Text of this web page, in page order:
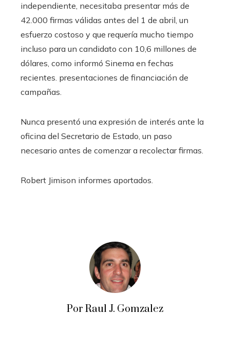
independiente, necesitaba presentar más de
42.000 firmas válidas antes del 1 de abril, un
esfuerzo costoso y que requería mucho tiempo
incluso para un candidato con 10,6 millones de
dólares, como informó Sinema en fechas
recientes. presentaciones de financiación de
campañas.
Nunca presentó una expresión de interés ante la
oficina del Secretario de Estado, un paso
necesario antes de comenzar a recolectar firmas.
Robert Jimison informes aportados.
Por Raul J. Gomzalez